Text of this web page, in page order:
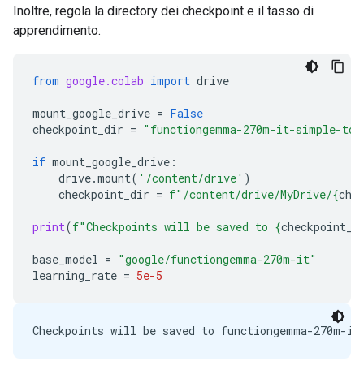
Inoltre, regola la directory dei checkpoint e il tasso di
apprendimento.
from google.colab import drive
mount_google_drive = False
checkpoint_dir = "functiongemma-270m-it-simple-
if mount_google_drive :
drive.mount( '/content/drive' )
checkpoint_dir = f"/content/drive/MyDrive/{
print(f"Checkpoints will be saved to {
base_model = "google/functiongemma-270m-it"
learning_rate = 5e-5